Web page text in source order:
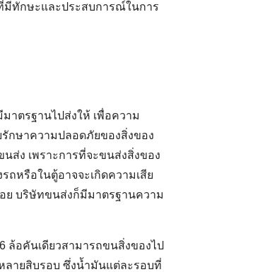
ทักษะและประสบการณ์ในการ
าตรฐานไปส่งให้ เพื่อความ
กษาความปลอดภัยของสิ่งของ
ส่ง เพราะการที่จะขนส่งสิ่งของ
ถหรือในตู้อาจจะเกิดความเสีย
อย บริษัทขนส่งก็มีมาตรฐานความ
6 ล้อคันเดียวสามารถขนสิ่งของไป
ลายสิบรอบ ซึ่งน้ำมันแต่ละรอบที่